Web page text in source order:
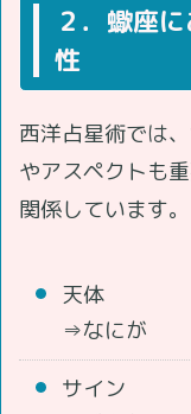
２．蠍座
性
西洋占星術では
やアスペクトも
関係しています。
天体
⇒なにが
サイン